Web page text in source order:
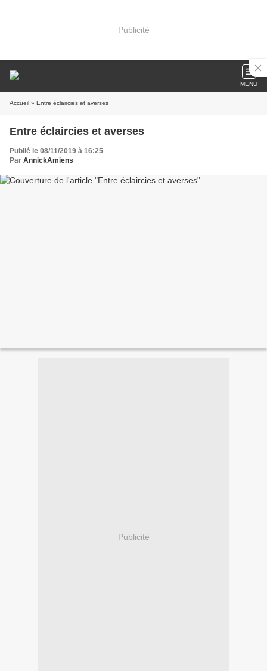
Publicité
MENU
Accueil » Entre éclaircies et averses
Entre éclaircies et averses
Publié le 08/11/2019 à 16:25
Par AnnickAmiens
Publicité